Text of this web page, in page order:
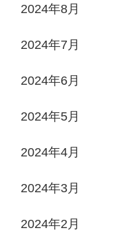
2024年8月
2024年7月
2024年6月
2024年5月
2024年4月
2024年3月
2024年2月